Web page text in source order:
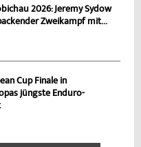
2026: Jeremy Sydow
Zweikampf mit...
Cup Finale in
jüngste Enduro-